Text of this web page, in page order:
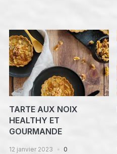
TARTE AUX NOIX
HEALTHY ET
GOURMANDE
12 janvier 2023
0